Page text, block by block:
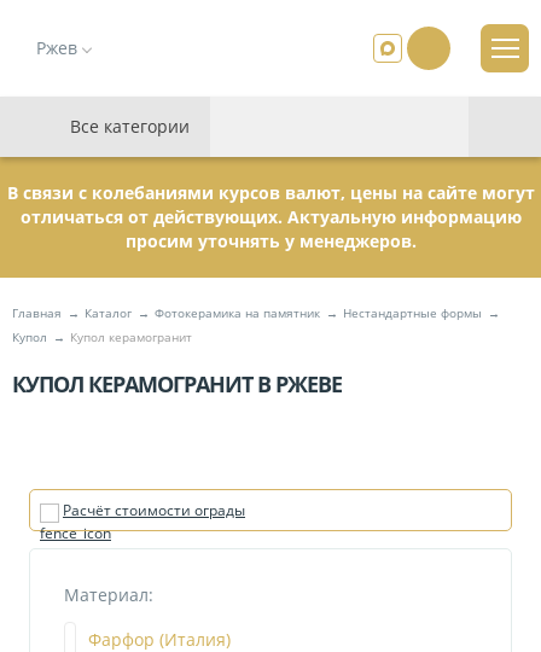
Ржев
Все категории
В связи с колебаниями курсов валют, цены на сайте могут
отличаться от действующих. Актуальную информацию
просим уточнять у менеджеров.
Главная Каталог Фотокерамика на памятник
Нестандартные формы
Купол
Купол керамогранит
КУПОЛ КЕРАМОГРАНИТ В РЖЕВЕ
Расчёт стоимости ограды
Материал:
Фарфор (Италия)